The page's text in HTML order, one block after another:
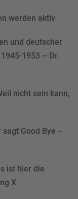
werden aktiv
und deutscher
1953 – Dr.
nicht sein kann,
Good Bye –
ist hier die
X